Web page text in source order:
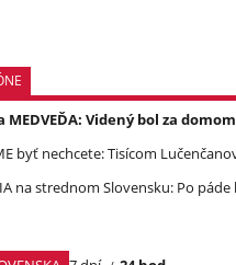
MEDVEĎA: Videný bol za
byť nechcete: Tisícom
na strednom Slovensku: Po páde